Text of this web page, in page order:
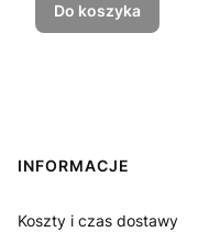
Do koszyka
Linki w stopce
INFORMACJE
Koszty i czas dostawy